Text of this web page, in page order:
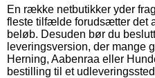
En række netbutikker yder
fleste tilfælde forudsætter det
beløb. Desuden bør du
leveringsversion, der mange
Herning, Aabenraa eller
bestilling til et